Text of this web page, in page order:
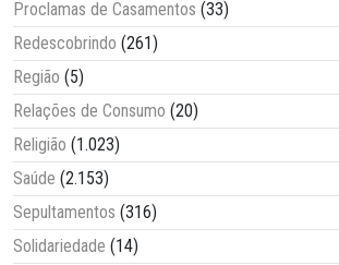
Proclamas de Casamentos (33)
Redescobrindo (261)
Região (5)
Relações de Consumo (20)
Religião (1.023)
Saúde (2.153)
Sepultamentos (316)
Solidariedade (14)